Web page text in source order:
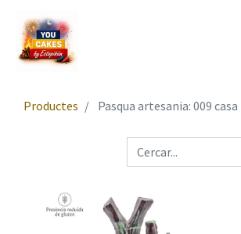
Productes Pasqua artesania: 009